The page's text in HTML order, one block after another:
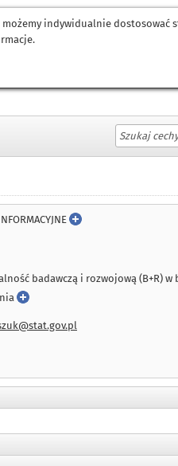
indywidualnie dostosować
badawczą i rozwojową (B+R)